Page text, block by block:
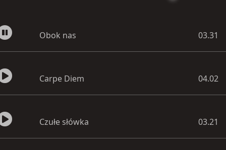
Obok nas 03.31
Carpe Diem 04.02
Czułe słówka 03.21